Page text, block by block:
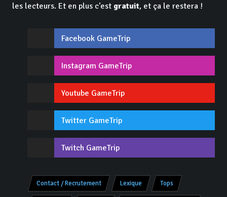
les lecteurs. Et en plus c'est gratuit, et ça le restera !
Facebook GameTrip
Instagram GameTrip
Youtube GameTrip
Twitter GameTrip
Twitch GameTrip
Contact / Recrutement Lexique Tops